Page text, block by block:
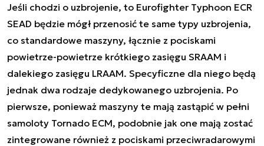
Jeśli chodzi o uzbrojenie, to Eurofighter Typhoon ECR
SEAD będzie mógł przenosić te same typy uzbrojenia,
co standardowe maszyny, łącznie z pociskami
powietrze-powietrze krótkiego zasięgu SRAAM i
dalekiego zasięgu LRAAM. Specyficzne dla niego będą
jednak dwa rodzaje dedykowanego uzbrojenia. Po
pierwsze, ponieważ maszyny te mają zastąpić w pełni
samoloty Tornado ECM, podobnie jak one mają zostać
zintegrowane również z pociskami przeciwradarowymi